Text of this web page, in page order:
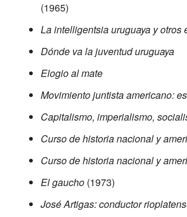
(1965)
La intelligentsia uruguaya y otros
Dónde va la juventud uruguaya
Elogio al mate
Movimiento juntista americano:
Capitalismo, imperialismo,
Curso de historia nacional y
Curso de historia nacional y
El gaucho(1973)
José Artigas: conductor